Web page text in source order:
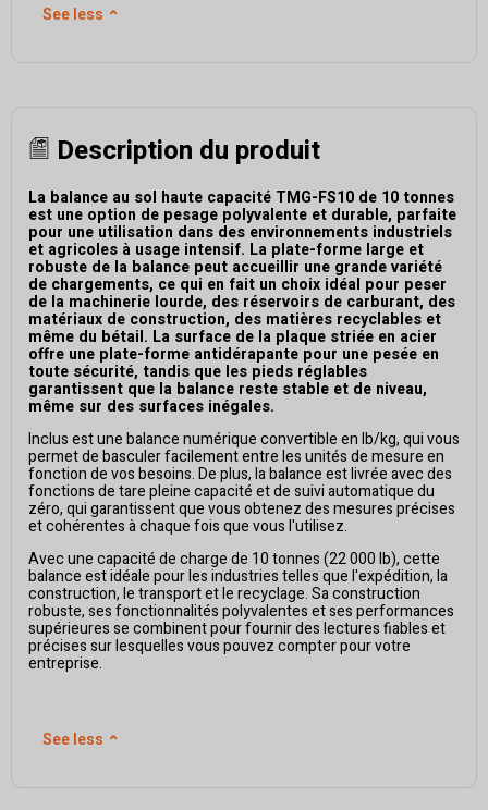
See less ⌃
Description du produit
La balance au sol haute capacité TMG-FS10 de 10 tonnes
est une option de pesage polyvalente et durable, parfaite
pour une utilisation dans des environnements industriels
et agricoles à usage intensif. La plate-forme large et
robuste de la balance peut accueillir une grande variété
de chargements, ce qui en fait un choix idéal pour peser
de la machinerie lourde, des réservoirs de carburant, des
matériaux de construction, des matières recyclables et
même du bétail. La surface de la plaque striée en acier
offre une plate-forme antidérapante pour une pesée en
toute sécurité, tandis que les pieds réglables
garantissent que la balance reste stable et de niveau,
même sur des surfaces inégales.
Inclus est une balance numérique convertible en lb/kg, qui vous
permet de basculer facilement entre les unités de mesure en
fonction de vos besoins. De plus, la balance est livrée avec des
fonctions de tare pleine capacité et de suivi automatique du
zéro, qui garantissent que vous obtenez des mesures précises
et cohérentes à chaque fois que vous l'utilisez.
Avec une capacité de charge de 10 tonnes (22 000 lb), cette
balance est idéale pour les industries telles que l'expédition, la
construction, le transport et le recyclage. Sa construction
robuste, ses fonctionnalités polyvalentes et ses performances
supérieures se combinent pour fournir des lectures fiables et
précises sur lesquelles vous pouvez compter pour votre
entreprise.
See less ⌃